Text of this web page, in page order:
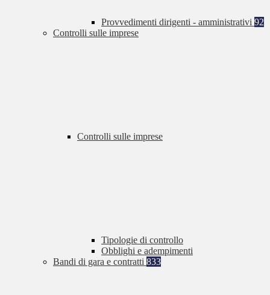
Provvedimenti dirigenti - amministrativi 92
Controlli sulle imprese
Controlli sulle imprese
Tipologie di controllo
Obblighi e adempimenti
Bandi di gara e contratti 833